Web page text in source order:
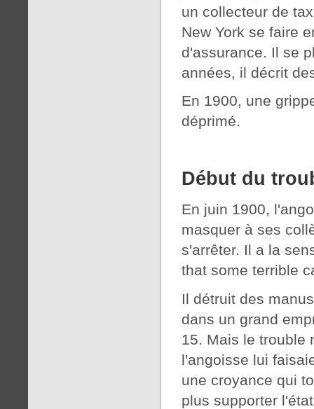
un collecteur de
New York se faire
d'assurance. Il se
années, il décrit
En 1900, une
déprimé.
Début du
En juin 1900,
masquer à ses
s'arrêter. Il a la
that some terrible
Il détruit des
dans un grand
15. Mais le trouble
l'angoisse lui
une croyance qui
plus supporter